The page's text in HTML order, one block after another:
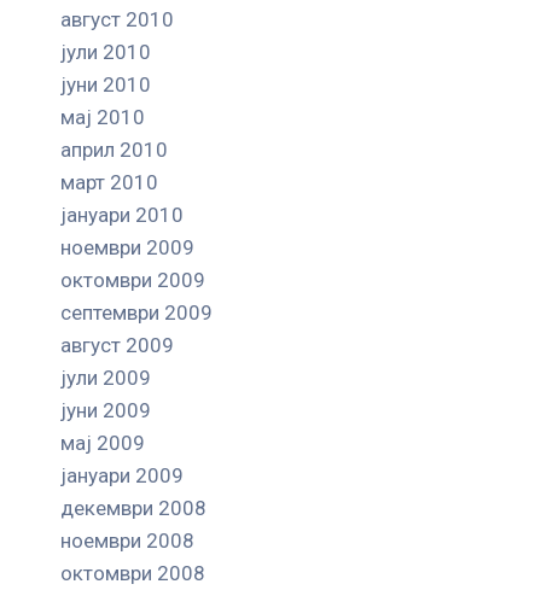
август 2010
јули 2010
јуни 2010
мај 2010
април 2010
март 2010
јануари 2010
ноември 2009
октомври 2009
септември 2009
август 2009
јули 2009
јуни 2009
мај 2009
јануари 2009
декември 2008
ноември 2008
октомври 2008